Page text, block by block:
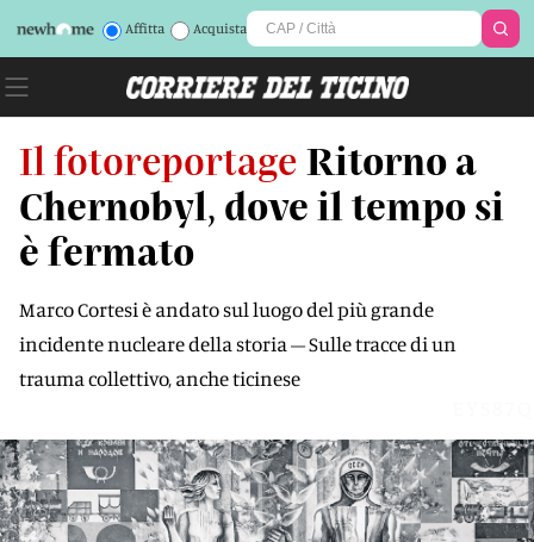
Affitta Acquista
Il fotoreportage Ritorno a
Chernobyl, dove il tempo si
è fermato
Marco Cortesi è andato sul luogo del più grande
incidente nucleare della storia – Sulle tracce di un
trauma collettivo, anche ticinese